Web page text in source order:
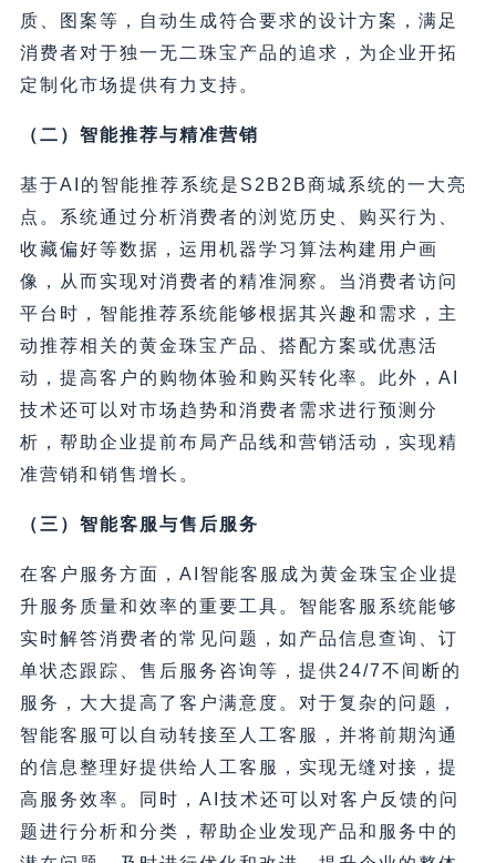
质、图案等，自动生成符合要求的设计方案，满足
消费者对于独一无二珠宝产品的追求，为企业开拓
定制化市场提供有力支持。
（二）智能推荐与精准营销
基于AI的智能推荐系统是S2B2B商城系统的一大亮
点。系统通过分析消费者的浏览历史、购买行为、
收藏偏好等数据，运用机器学习算法构建用户画
像，从而实现对消费者的精准洞察。当消费者访问
平台时，智能推荐系统能够根据其兴趣和需求，主
动推荐相关的黄金珠宝产品、搭配方案或优惠活
动，提高客户的购物体验和购买转化率。此外，AI
技术还可以对市场趋势和消费者需求进行预测分
析，帮助企业提前布局产品线和营销活动，实现精
准营销和销售增长。
（三）智能客服与售后服务
在客户服务方面，AI智能客服成为黄金珠宝企业提
升服务质量和效率的重要工具。智能客服系统能够
实时解答消费者的常见问题，如产品信息查询、订
单状态跟踪、售后服务咨询等，提供24/7不间断的
服务，大大提高了客户满意度。对于复杂的问题，
智能客服可以自动转接至人工客服，并将前期沟通
的信息整理好提供给人工客服，实现无缝对接，提
高服务效率。同时，AI技术还可以对客户反馈的问
题进行分析和分类，帮助企业发现产品和服务中的